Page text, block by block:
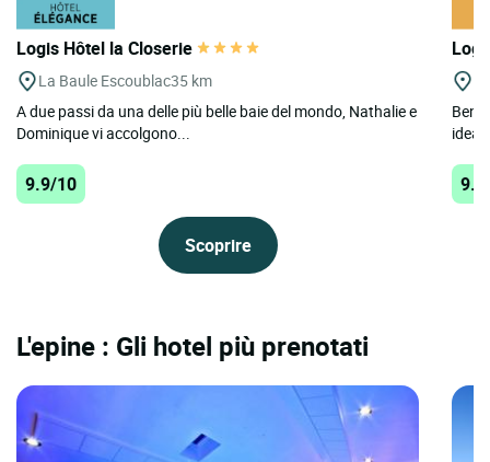
Logis Hôtel la Closerie
La Baule Escoublac35 km
A due passi da una delle più belle baie del mondo, Nathalie e
Dominique vi accolgono...
9.9/10
Scoprire
L'epine : Gli hotel più prenotati